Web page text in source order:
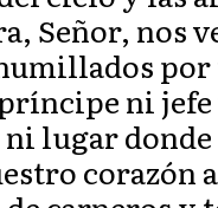
Señor, nos
por
ni
lugar